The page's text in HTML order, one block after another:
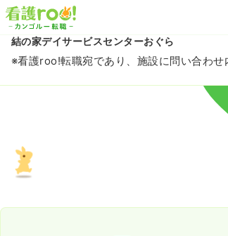
結の家デイサービスセンターおぐら
※看護roo!転職宛であり、施設に問い合わ